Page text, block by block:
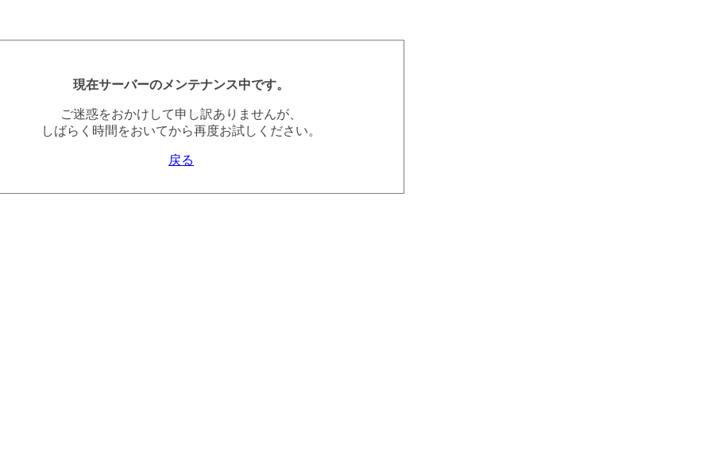
現在サーバーのメンテナンス中です。
ご迷惑をおかけして申し訳ありませんが、
しばらく時間をおいてから再度お試しください。
戻る